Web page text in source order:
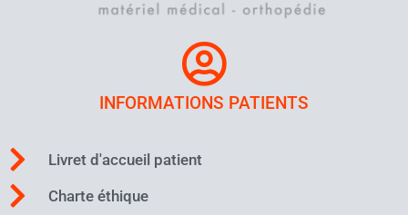
INFORMATIONS PATIENTS
Livret d'accueil patient
Charte éthique